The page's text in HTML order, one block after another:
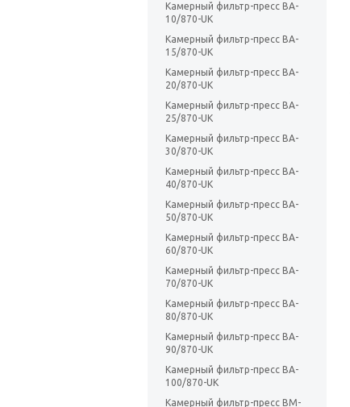
Камерный фильтр-пресс BA-
10/870-UK
Камерный фильтр-пресс BA-
15/870-UK
Камерный фильтр-пресс BA-
20/870-UK
Камерный фильтр-пресс BA-
25/870-UK
Камерный фильтр-пресс BA-
30/870-UK
Камерный фильтр-пресс BA-
40/870-UK
Камерный фильтр-пресс BA-
50/870-UK
Камерный фильтр-пресс BA-
60/870-UK
Камерный фильтр-пресс BA-
70/870-UK
Камерный фильтр-пресс BA-
80/870-UK
Камерный фильтр-пресс BA-
90/870-UK
Камерный фильтр-пресс BA-
100/870-UK
Камерный фильтр-пресс BM-